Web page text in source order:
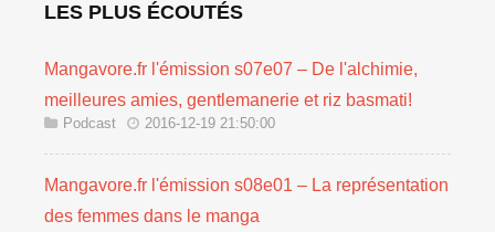
LES PLUS ÉCOUTÉS
Mangavore.fr l'émission s07e07 – De l'alchimie,
meilleures amies, gentlemanerie et riz basmati!
Podcast 2016-12-19 21:50:00
Mangavore.fr l'émission s08e01 – La représentation
des femmes dans le manga